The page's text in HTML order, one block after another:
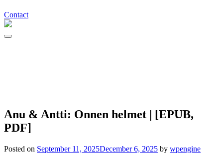
Contact
Anu & Antti: Onnen helmet | [EPUB,
PDF]
Posted on September 11, 2025December 6, 2025 by wpengine